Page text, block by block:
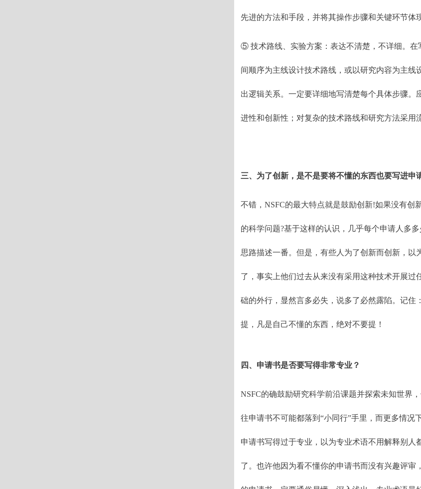
先进的方法和手段，并将其操作步骤和关键环节体
⑤ 技术路线、实验方案：表达不清楚，不详细。
间顺序为主线设计技术路线，或以研究内容为主线
出逻辑关系。一定要详细地写清楚每个具体步骤。
进性和创新性；对复杂的技术路线和研究方法采用
三、为了创新，是不是要将不懂的东西也要写进申
不错，NSFC的最大特点就是鼓励创新!如果没有创
的科学问题?基于这样的认识，几乎每个申请人多
思路描述一番。但是，有些人为了创新而创新，以
了，事实上他们过去从来没有采用这种技术开展过
础的外行，显然言多必失，说多了必然露陷。记住
提，凡是自己不懂的东西，绝对不要提！
四、申请书是否要写得非常专业？
NSFC的确鼓励研究科学前沿课题并探索未知世界
往申请书不可能都落到“小同行”手里，而更多情况
申请书写得过于专业，以为专业术语不用解释别人
了。也许他因为看不懂你的申请书而没有兴趣评审